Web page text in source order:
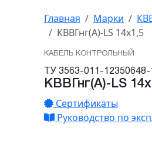
Главная Марки
КВВГнг(А)-LS 14х1,5
КАБЕЛЬ КОНТРОЛЬНЫЙ
ТУ 3563-011-12350648-
КВВГнг(А)-LS
Сертификаты
Руководство по